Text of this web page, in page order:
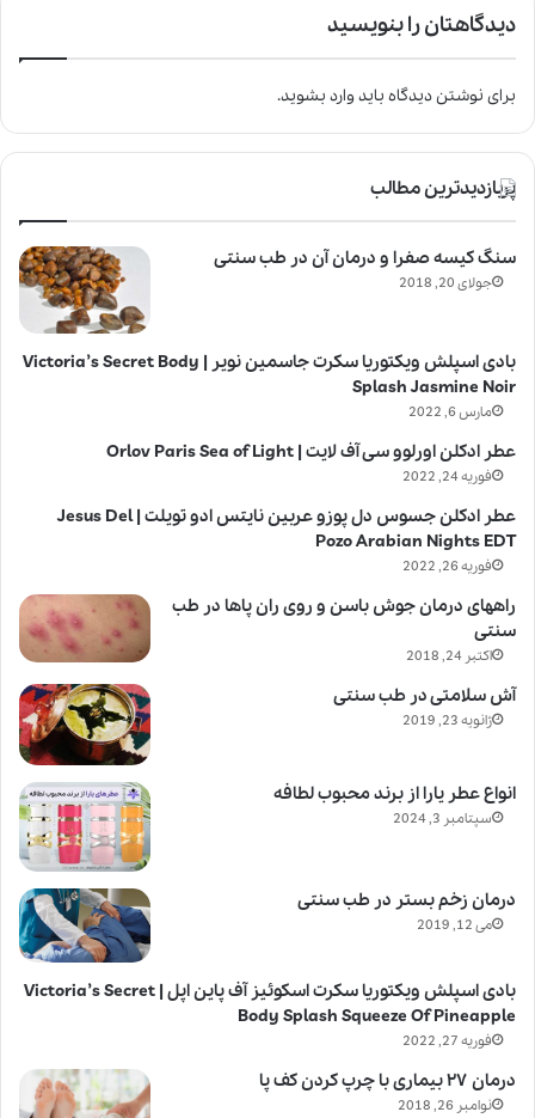
دیدگاهتان را بنویسید
برای نوشتن دیدگاه بایدوارد بشوید.
پربازدیدترین مطالب
سنگ کیسه صفرا و درمان آن در طب سنتی
جولای 20, 2018
بادی اسپلش ویکتوریا سکرت جاسمین نویر | Victoria’s Secret Body
Splash Jasmine Noir
مارس 6, 2022
عطر ادکلن اورلوو سی آف لایت | Orlov Paris Sea of Light
فوریه 24, 2022
عطر ادکلن جسوس دل پوزو عربین نایتس ادو تویلت | Jesus Del
Pozo Arabian Nights EDT
فوریه 26, 2022
راههای درمان جوش باسن و روی ران پاها در طب
سنتی
اکتبر 24, 2018
آش سلامتی در طب سنتی
ژانویه 23, 2019
انواع عطر یارا از برند محبوب لطافه
سپتامبر 3, 2024
درمان زخم بستر در طب سنتی
می 12, 2019
بادی اسپلش ویکتوریا سکرت اسکوئیز آف پاین اپل | Victoria’s Secret
Body Splash Squeeze Of Pineapple
فوریه 27, 2022
درمان ۲۷ بیماری با چرپ کردن کف پا
نوامبر 26, 2018